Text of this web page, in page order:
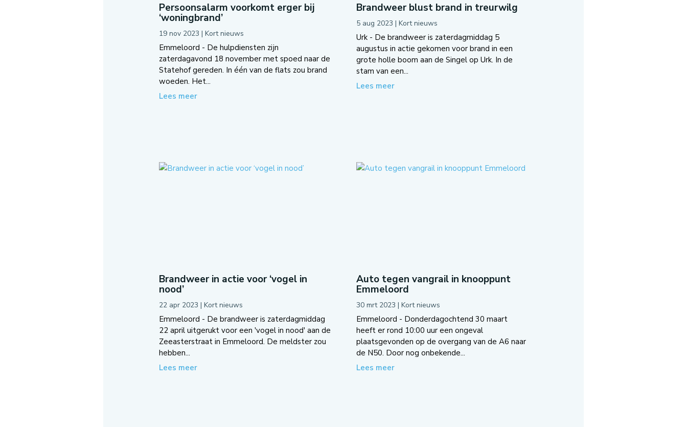
Persoonsalarm voorkomt erger bij
‘woningbrand’
19 nov 2023 | Kort nieuws
Emmeloord - De hulpdiensten zijn
zaterdagavond 18 november met spoed naar de
Statehof gereden. In één van de flats zou brand
woeden. Het...
Lees meer
Brandweer blust brand in treurwilg
5 aug 2023 | Kort nieuws
Urk - De brandweer is zaterdagmiddag 5
augustus in actie gekomen voor brand in een
grote holle boom aan de Singel op Urk. In de
stam van een...
Lees meer
Brandweer in actie voor ‘vogel in
nood’
22 apr 2023 | Kort nieuws
Emmeloord - De brandweer is zaterdagmiddag
22 april uitgerukt voor een 'vogel in nood' aan de
Zeeasterstraat in Emmeloord. De meldster zou
hebben...
Lees meer
Auto tegen vangrail in knooppunt
Emmeloord
30 mrt 2023 | Kort nieuws
Emmeloord - Donderdagochtend 30 maart
heeft er rond 10:00 uur een ongeval
plaatsgevonden op de overgang van de A6 naar
de N50. Door nog onbekende...
Lees meer